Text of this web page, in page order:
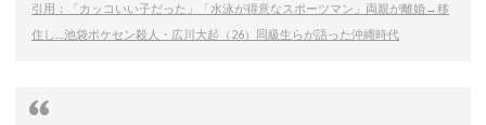
引用：「カッコいい子だった」「水泳が得意なスポーツマン」両親が離婚→移
住し…池袋ポケセン殺人・広川大起（26）同級生らが語った沖縄時代